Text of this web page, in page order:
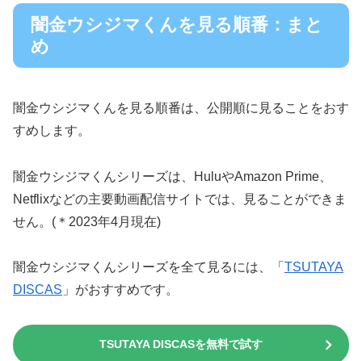
闇金ウシジマくんを見る順番：まと
め
闇金ウシジマくんを見る順番は、公開順に見ることをおす
すめします。
闇金ウシジマくんシリーズは、HuluやAmazon Prime、
Netflixなどの主要動画配信サイトでは、見ることができま
せん。(＊2023年4月現在)
闇金ウシジマくんシリーズを全て見るには、「 TSUTAYA
DISCAS 」がおすすめです。
TSUTAYA DISCASを無料で試す